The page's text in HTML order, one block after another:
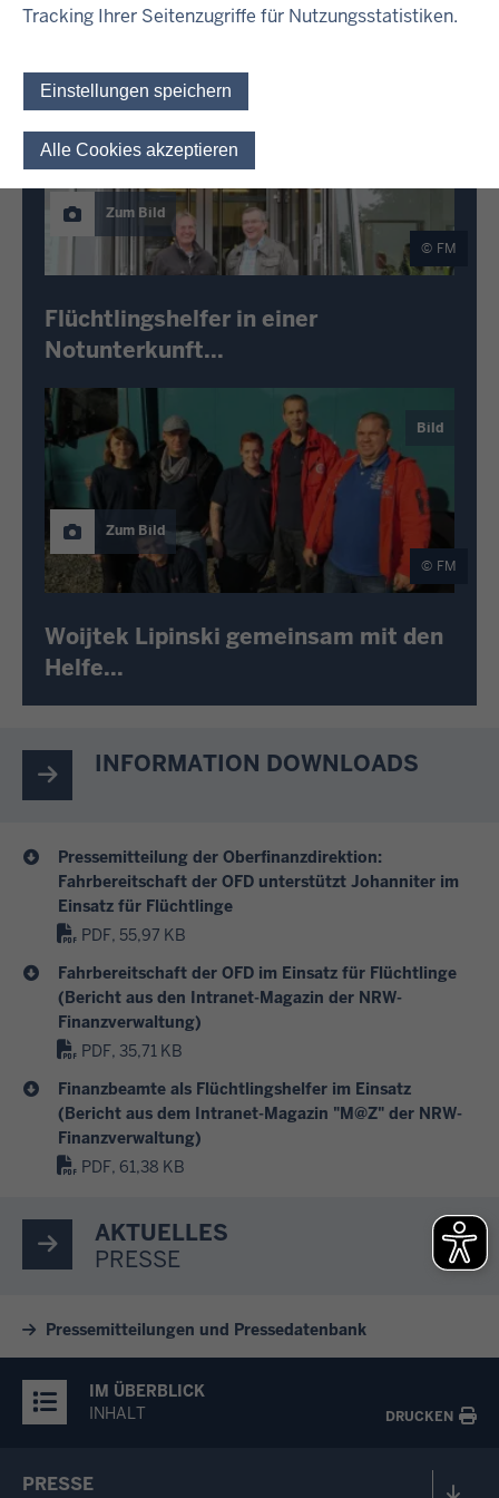
Tracking Ihrer Seitenzugriffe für Nutzungsstatistiken.
Einstellungen speichern
Alle Cookies akzeptieren
Zum Bild
FM
Flüchtlingshelfer in einer
Notunterkunft...
Bild
Zum Bild
FM
Woijtek Lipinski gemeinsam mit den
Helfe...
INFORMATION DOWNLOADS
Pressemitteilung der Oberfinanzdirektion:
Fahrbereitschaft der OFD unterstützt Johanniter im
Einsatz für Flüchtlinge
PDF, 55,97 KB
Fahrbereitschaft der OFD im Einsatz für Flüchtlinge
(Bericht aus den Intranet-Magazin der NRW-
Finanzverwaltung)
PDF, 35,71 KB
Finanzbeamte als Flüchtlingshelfer im Einsatz
(Bericht aus dem Intranet-Magazin "M@Z" der NRW-
Finanzverwaltung)
PDF, 61,38 KB
AKTUELLES
PRESSE
Pressemitteilungen und Pressedatenbank
IM ÜBERBLICK
INHALT
DRUCKEN
PRESSE